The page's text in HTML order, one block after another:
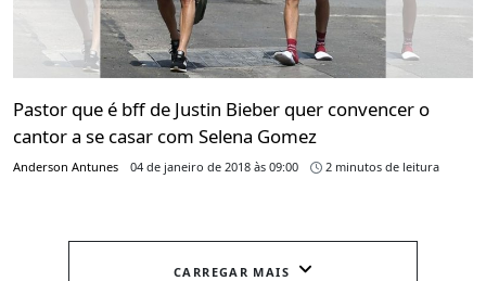
Pastor que é bff de Justin Bieber quer convencer o
cantor a se casar com Selena Gomez
Anderson Antunes 04 de janeiro de 2018 às 09:00 2 minutos de leitura
CARREGAR MAIS